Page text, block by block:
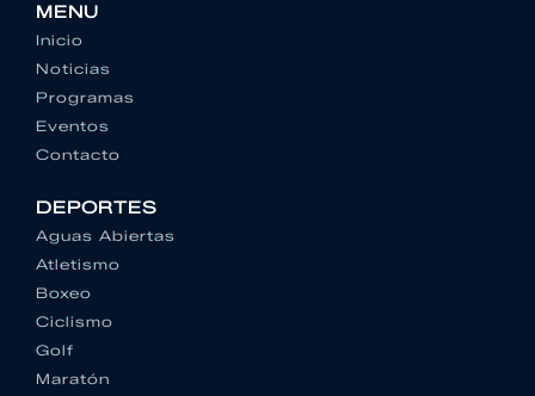
MENU
Inicio
Noticias
Programas
Eventos
Contacto
DEPORTES
Aguas Abiertas
Atletismo
Boxeo
Ciclismo
Golf
Maratón